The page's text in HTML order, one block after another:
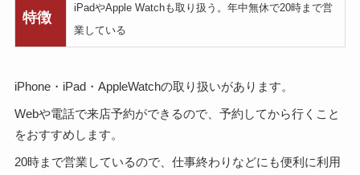
特徴
iPadやApple Watchも取り扱う。年中無休で20時まで営
業している
iPhone・iPad・AppleWatchの取り扱いがあります。
Webや電話で来店予約ができるので、予約してから行くこと
をおすすめします。
20時まで営業しているので、仕事終わりなどにも便利に利用